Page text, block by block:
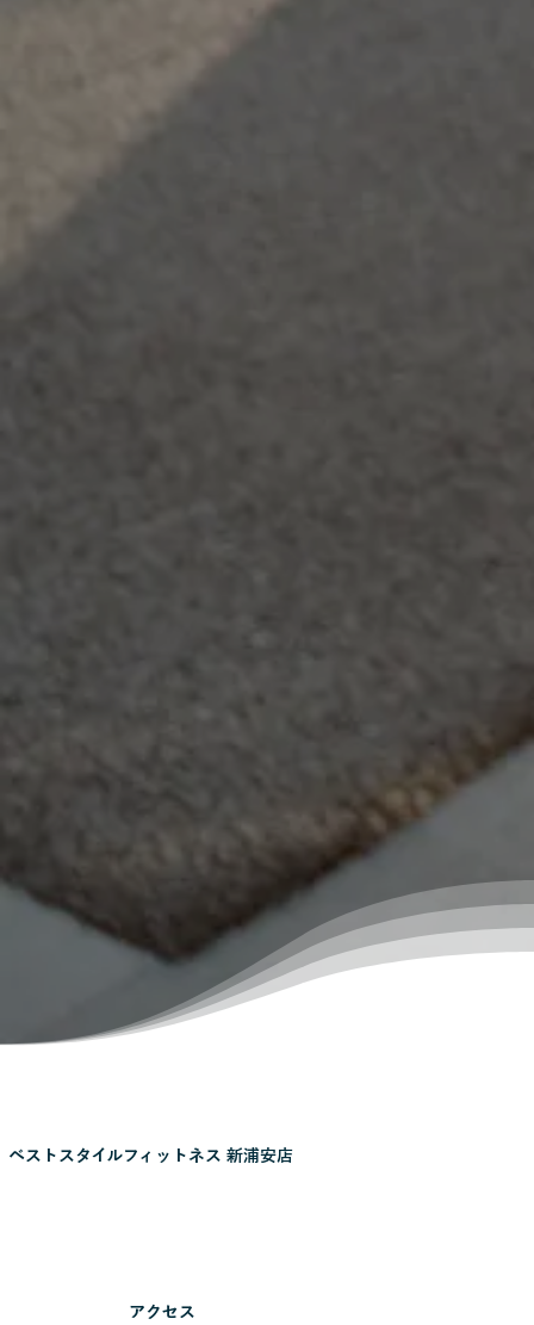
ベストスタイルフィットネス 新浦安店
アクセス